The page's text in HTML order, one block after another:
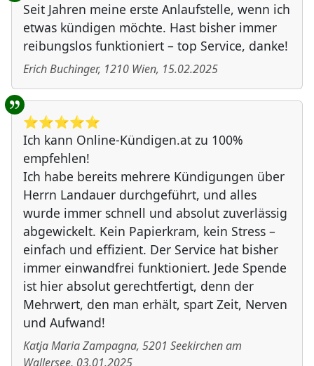
Seit Jahren meine erste Anlaufstelle, wenn ich
etwas kündigen möchte. Hast bisher immer
reibungslos funktioniert – top Service, danke!
Erich Buchinger, 1210 Wien, 15.02.2025
⭐️⭐️⭐️⭐️⭐️
Ich kann Online-Kündigen.at zu 100%
empfehlen!
Ich habe bereits mehrere Kündigungen über
Herrn Landauer durchgeführt, und alles
wurde immer schnell und absolut zuverlässig
abgewickelt. Kein Papierkram, kein Stress –
einfach und effizient. Der Service hat bisher
immer einwandfrei funktioniert. Jede Spende
ist hier absolut gerechtfertigt, denn der
Mehrwert, den man erhält, spart Zeit, Nerven
und Aufwand!
Katja Maria Zampagna, 5201 Seekirchen am
Wallersee, 03.01.2025